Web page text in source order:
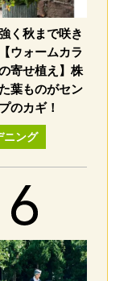
く秋まで咲き
ウォームカラ
寄せ植え】株
葉ものがセン
のカギ！
ニング